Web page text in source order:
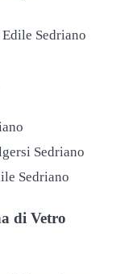
Sedriano
Sedriano
Sedriano
di Vetro